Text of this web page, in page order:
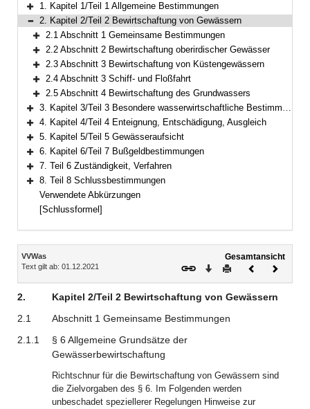
Bereich erweitern
1. Kapitel 1/Teil 1 Allgemeine Bestimmungen
Bereich reduzieren
2. Kapitel 2/Teil 2 Bewirtschaftung von Gewässern
Bereich erweitern
2.1 Abschnitt 1 Gemeinsame Bestimmungen
Bereich erweitern
2.2 Abschnitt 2 Bewirtschaftung oberirdischer Gewässer
Bereich erweitern
2.3 Abschnitt 3 Bewirtschaftung von Küstengewässern
Bereich erweitern
2.4 Abschnitt 3 Schiff- und Floßfahrt
Bereich erweitern
2.5 Abschnitt 4 Bewirtschaftung des Grundwassers
Bereich erweitern
3. Kapitel 3/Teil 3 Besondere wasserwirtschaftliche Bestimmungen
Bereich erweitern
4. Kapitel 4/Teil 4 Enteignung, Entschädigung, Ausgleich
Bereich erweitern
5. Kapitel 5/Teil 5 Gewässeraufsicht
Bereich erweitern
6. Kapitel 6/Teil 7 Bußgeldbestimmungen
Bereich erweitern
7. Teil 6 Zuständigkeit, Verfahren
Bereich erweitern
8. Teil 8 Schlussbestimmungen
Verwendete Abkürzungen
[Schlussformel]
Inhalt
VVWas
Text gilt ab: 01.12.2021
Gesamtansicht
Download
DruckenVorheriges
2.
Kapitel 2/Teil 2 Bewirtschaftung von Gewässern
2.1
Abschnitt 1 Gemeinsame Bestimmungen
2.1.1
§ 6 Allgemeine Grundsätze der
Gewässerbewirtschaftung
Richtschnur für die Bewirtschaftung von Gewässern sind
die Zielvorgaben des § 6. Im Folgenden werden
unbeschadet speziellerer Regelungen Hinweise zur